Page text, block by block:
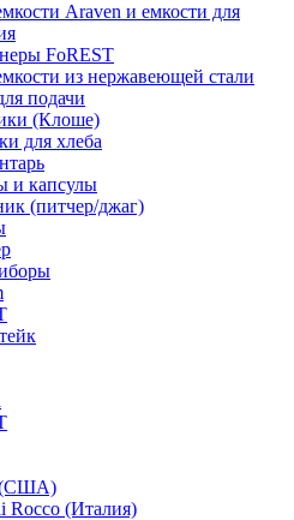
Araven и емкости для
FoREST
из нержавеющей стали
подачи
(Клоше)
для хлеба
и капсулы
(питчер/джаг)
(США)
Rocco (Италия)